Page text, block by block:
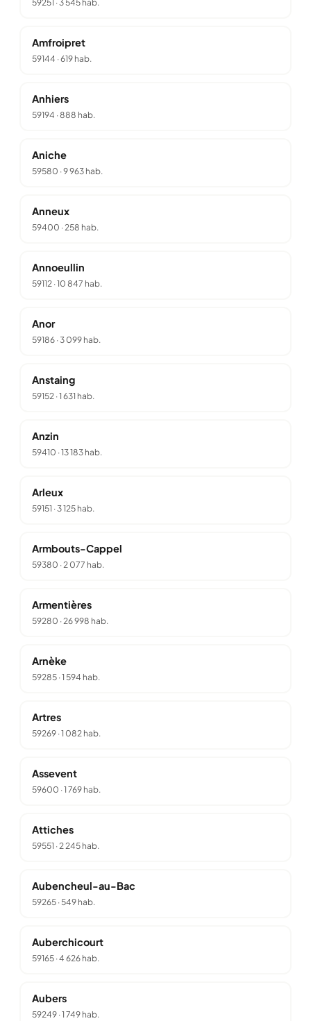
59251 ·3 545 hab.
Amfroipret
59144 ·619 hab.
Anhiers
59194 ·888 hab.
Aniche
59580 ·9 963 hab.
Anneux
59400 ·258 hab.
Annoeullin
59112·10 847 hab.
Anor
59186·3 099 hab.
Anstaing
59152·1 631 hab.
Anzin
59410 ·13 183 hab.
Arleux
59151 ·3 125 hab.
Armbouts-Cappel
59380 ·2 077 hab.
Armentières
59280 ·26 998 hab.
Arnèke
59285·1 594 hab.
Artres
59269·1 082 hab.
Assevent
59600 ·1 769 hab.
Attiches
59551 ·2 245 hab.
Aubencheul-au-Bac
59265·549 hab.
Auberchicourt
59165·4 626 hab.
Aubers
59249·1 749 hab.